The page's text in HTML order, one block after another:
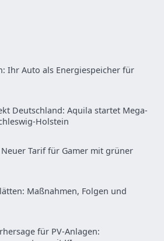
Ihr Auto als Energiespeicher für
Deutschland: Aquila startet Mega-
Holstein
Tarif für Gamer mit grüner
Maßnahmen, Folgen und
für PV-Anlagen: